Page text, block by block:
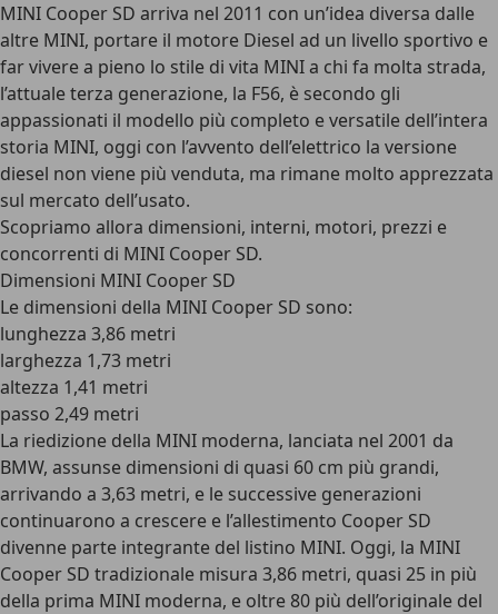
MINI Cooper SD arriva nel 2011 con un’idea diversa dalle
altre MINI, portare il motore Diesel ad un livello sportivo e
far vivere a pieno lo stile di vita MINI a chi fa molta strada,
l’attuale terza generazione, la F56, è secondo gli
appassionati il modello più completo e versatile dell’intera
storia MINI, oggi con l’avvento dell’elettrico la versione
diesel non viene più venduta, ma rimane molto apprezzata
sul mercato dell’usato.
Scopriamo allora dimensioni, interni, motori, prezzi e
concorrenti di MINI Cooper SD.
Dimensioni MINI Cooper SD
Le dimensioni della MINI Cooper SD sono:
lunghezza 3,86 metri
larghezza 1,73 metri
altezza 1,41 metri
passo 2,49 metri
La riedizione della MINI moderna, lanciata nel 2001 da
BMW, assunse dimensioni di quasi 60 cm più grandi,
arrivando a 3,63 metri, e le successive generazioni
continuarono a crescere e l’allestimento Cooper SD
divenne parte integrante del listino MINI. Oggi, la MINI
Cooper SD tradizionale misura 3,86 metri, quasi 25 in più
della prima MINI moderna, e oltre 80 più dell’originale del